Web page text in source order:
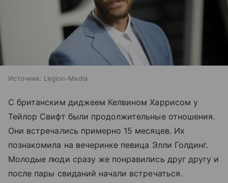
Источник: Legion-Media
С британским диджеем Келвином Харрисом у
Тейлор Свифт были продолжительные отношения.
Они встречались примерно 15 месяцев. Их
познакомила на вечеринке певица Элли Голдинг.
Молодые люди сразу же понравились друг другу и
после пары свиданий начали встречаться.